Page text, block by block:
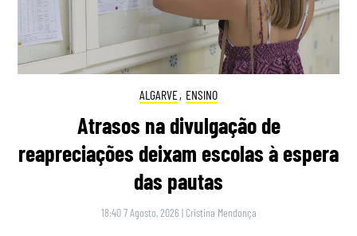
ALGARVE, ENSINO
Atrasos na divulgação de
reapreciações deixam escolas à espera
das pautas
18:40 7 Agosto, 2026 | Cristina Mendonça